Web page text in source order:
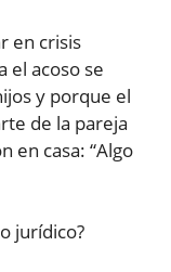
en crisis
el acoso se
y porque el
de la pareja
en casa: “Algo
jurídico?